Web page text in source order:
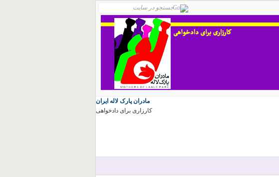
مادران پارک لاله ایران
کارزاری برای دادخواهی